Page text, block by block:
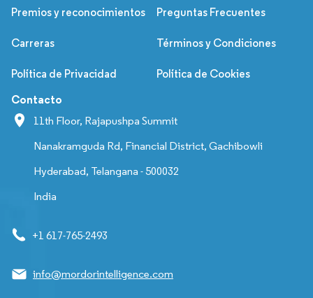
Premios y reconocimientos Preguntas Frecuentes
Carreras Términos y Condiciones
Política de Privacidad Política de Cookies
Contacto
11th Floor, Rajapushpa Summit
Nanakramguda Rd, Financial District, Gachibowli
Hyderabad, Telangana - 500032
India
+1 617-765-2493
info@mordorintelligence.com